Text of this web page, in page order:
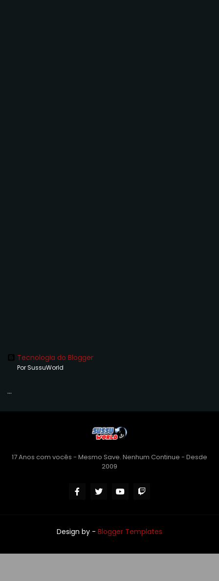
Tecnologia do Blogger
Por SussuWorld
...
17 Anos com vocês - Mesmo Save. Nenhum Continue - Desde
2009
Design by - Blogger Templates